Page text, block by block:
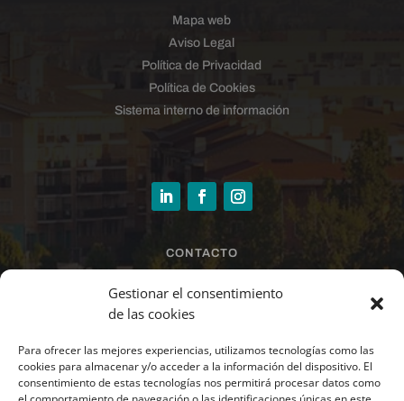
Gestionar el consentimiento
de las cookies
Para ofrecer las mejores experiencias, utilizamos tecnologías como las
cookies para almacenar y/o acceder a la información del dispositivo. El
consentimiento de estas tecnologías nos permitirá procesar datos como
Mapa web
Aviso Legal
Política de Privacidad
Política de Cookies
Sistema interno de información
CONTACTO
678 44 21 49 · 948 37 07 90